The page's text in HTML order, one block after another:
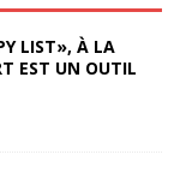
LIST», À LA
EST UN OUTIL